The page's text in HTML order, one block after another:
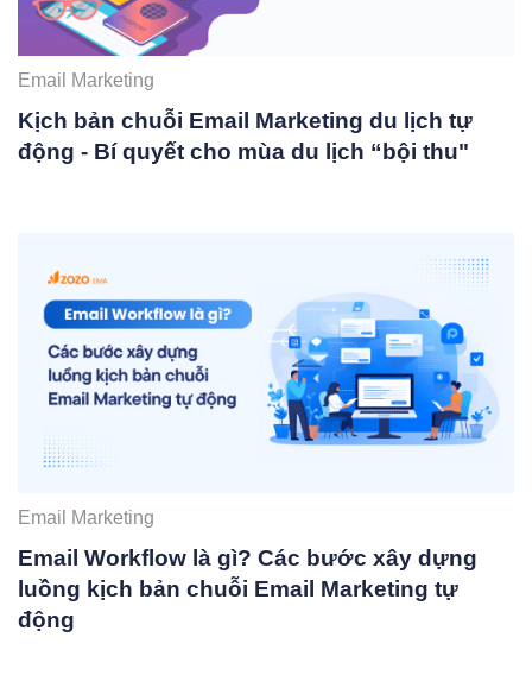
Email Marketing
Kịch bản chuỗi Email Marketing du lịch tự
động - Bí quyết cho mùa du lịch “bội thu"
Email Marketing
Email Workflow là gì? Các bước xây dựng
luồng kịch bản chuỗi Email Marketing tự
động